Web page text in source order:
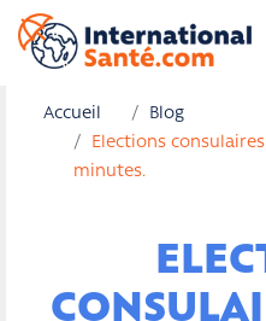
Accueil
Blog
Elections
minutes.